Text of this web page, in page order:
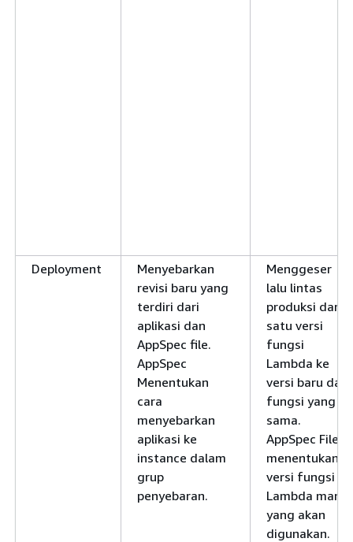
Deployment
Menyebarkan
revisi baru yang
terdiri dari
aplikasi dan
AppSpec file.
AppSpec
Menentukan
cara
menyebarkan
aplikasi ke
instance dalam
grup
penyebaran.
Menggeser
lalu lintas
produksi dari
satu versi
fungsi
Lambda ke
versi baru dari
fungsi yang
sama.
AppSpec File
menentukan
versi fungsi
Lambda mana
yang akan
digunakan.